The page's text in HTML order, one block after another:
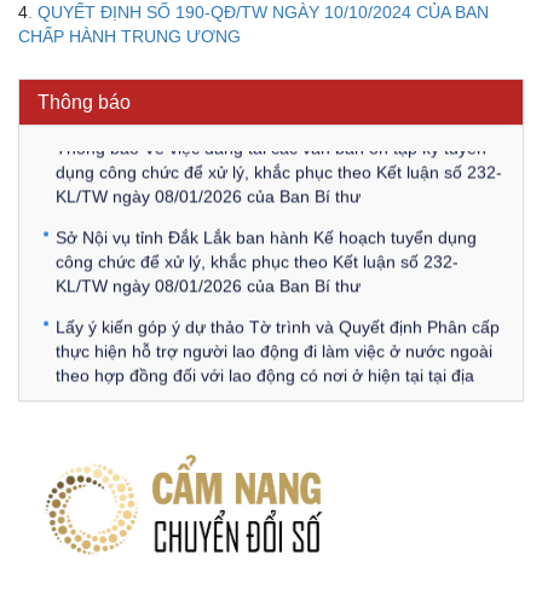
4 . QUYẾT ĐỊNH SỐ 190-QĐ/TW NGÀY 10/10/2024 CỦA BAN
CHẤP HÀNH TRUNG ƯƠNG
Thông báo
chức tỉnh Đắk Lắk năm 2026
công chức để xử lý, khắc phục theo Kết luận số 232-
KL/TW ngày 08/01/2026 của Ban Bí thư
dụng công chức để xử lý, khắc phục theo Kết luận số 232-
KL/TW ngày 08/01/2026 của Ban Bí thư
Sở Nội vụ tỉnh Đắk Lắk ban hành Kế hoạch tuyển dụng
công chức để xử lý, khắc phục theo Kết luận số 232-
KL/TW ngày 08/01/2026 của Ban Bí thư
Lấy ý kiến góp ý dự thảo Tờ trình và Quyết định Phân cấp
thực hiện hỗ trợ người lao động đi làm việc ở nước ngoài
theo hợp đồng đối với lao động có nơi ở hiện tại tại địa
hiện quy định về người lao động nước ngoài làm việc trên
địa bàn tỉnh Đắk Lắk theo trình tự, thủ tục rút gọn trong
xây dựng, ban hành văn bản quy phạm pháp luật
Góp ý dự thảo Thông tư quy định nghiệp vụ lưu trữ tài liệu